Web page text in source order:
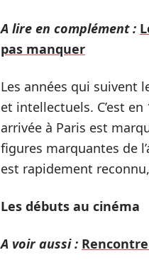
A lire en complément :
pas manquer
Les années qui suivent
et intellectuels. C’est
arrivée à Paris est
figures marquantes de
est rapidement
Les débuts au cinéma
A voir aussi :